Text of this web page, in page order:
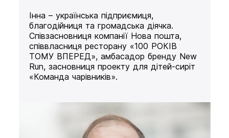
Інна – українська підприємиця,
благодійниця та громадська діячка.
Співзасновниця компанії Нова пошта,
співвласниця ресторану «100 РОКІВ
ТОМУ ВПЕРЕД», амбасадор бренду New
Run, засновниця проекту для дітей-сиріт
«Команда чарівників».